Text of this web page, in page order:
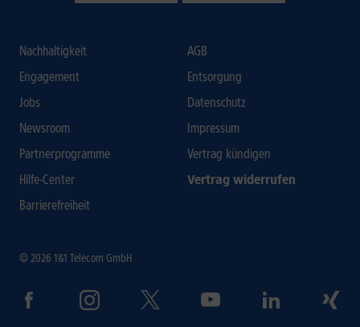
Nachhaltigkeit
Engagement
Jobs
Newsroom
Partnerprogramme
Hilfe-Center
Barrierefreiheit
AGB
Entsorgung
Datenschutz
Impressum
Vertrag kündigen
Vertrag widerrufen
© 2026 1&1 Telecom GmbH